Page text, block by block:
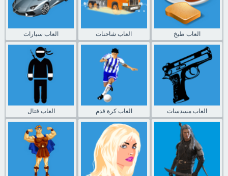
العاب سيارات العاب شاحنات العاب طبخ
العاب قتال العاب كرة قدم العاب مسدسات